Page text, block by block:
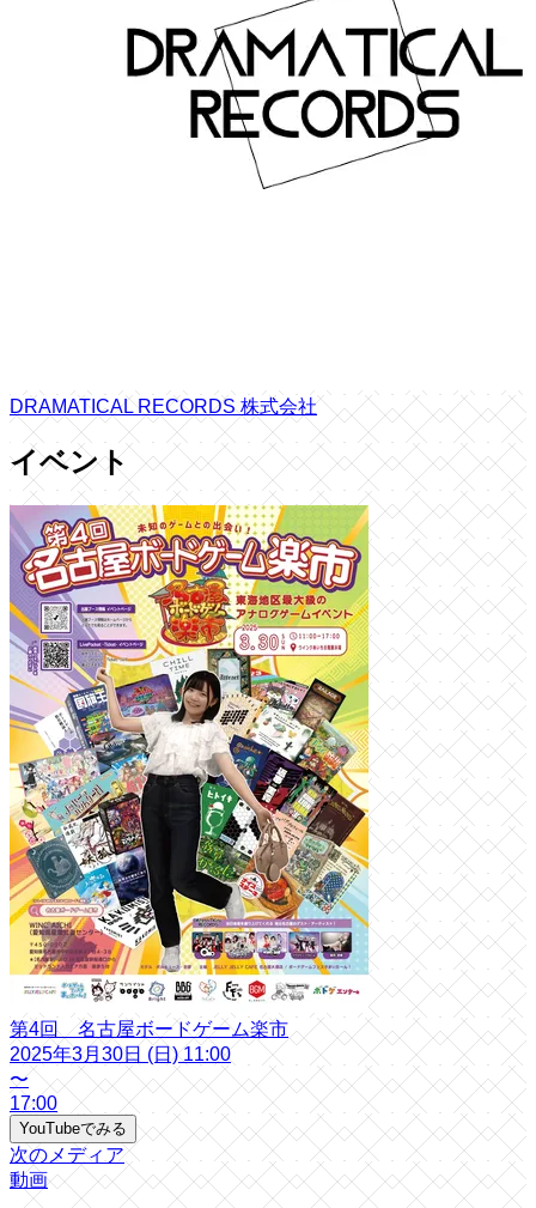
DRAMATICAL RECORDS 株式会社
イベント
第4回 名古屋ボードゲーム楽市
2025年3月30日 (日) 11:00
〜
17:00
YouTubeでみる
次のメディア
動画